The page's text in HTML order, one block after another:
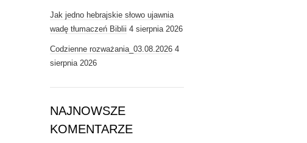
Jak jedno hebrajskie słowo ujawnia
wadę tłumaczeń Biblii 4 sierpnia 2026
Codzienne rozważania_03.08.2026 4
sierpnia 2026
NAJNOWSZE
KOMENTARZE